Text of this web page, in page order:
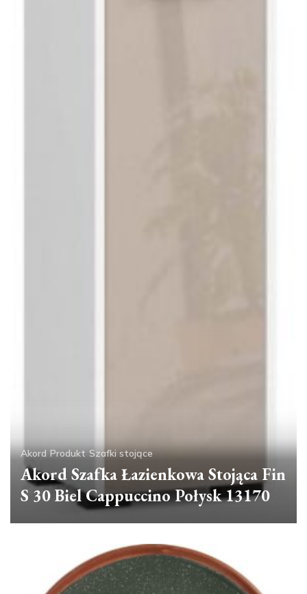
Akord Produkt Szafki stojące
Akord Szafka Łazienkowa Stojąca Fin
S 30 Biel Cappuccino Połysk 13170